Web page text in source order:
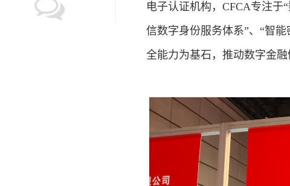
电子认证机构，CFCA专注于
信数字身份服务体系”、“智
全能力为基石，推动数字金